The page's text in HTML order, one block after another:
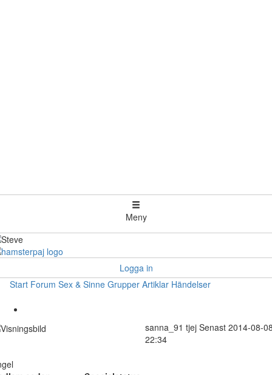
Meny
Logga in
Start Forum Sex & Sinne Grupper Artiklar Händelser
sanna_91 tjej Senast 2014-08-
22:34